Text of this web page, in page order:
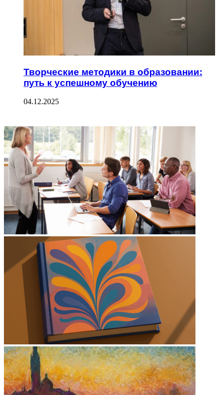
Творческие методики в образовании:
путь к успешному обучению
04.12.2025